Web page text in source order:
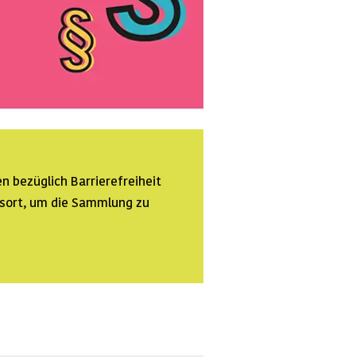
bezüglich Barrierefreiheit
um die Sammlung zu